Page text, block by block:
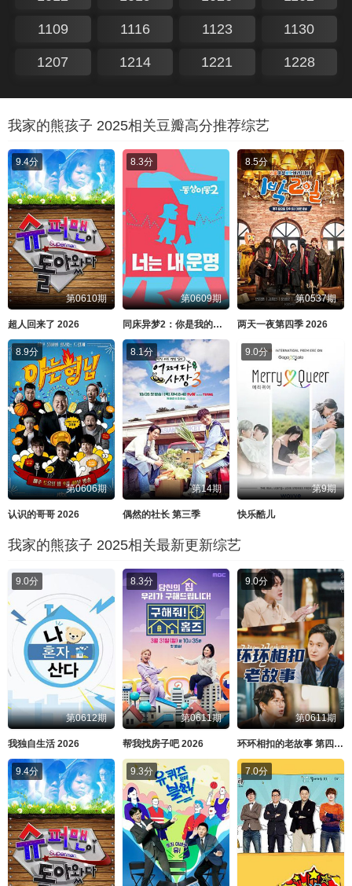
1109 1116 1123 1130
1207 1214 1221 1228
我家的熊孩子 2025相关豆瓣高分推荐综艺
9.4分
第0610期
超人回来了 2026
8.3分
第0609期
同床异梦2：你是我的命运 2026
8.5分
第0537期
两天一夜第四季 2026
8.9分
第0606期
认识的哥哥 2026
8.1分
第14期
偶然的社长 第三季
9.0分
第9期
快乐酷儿
我家的熊孩子 2025相关最新更新综艺
9.0分
第0612期
我独自生活 2026
8.3分
第0611期
帮我找房子吧 2026
9.0分
第0611期
环环相扣的老故事 第四季 2026
9.4分 9.3分 7.0分